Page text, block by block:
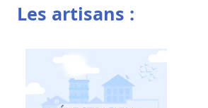
Les artisans :